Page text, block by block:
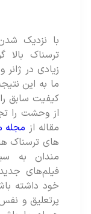
با نزدیک
ترسناک
زیادی در
ما به این
کیفیت سابق
از وحشت را
مقاله از مجله
های ترسناک
مندان به
فیلم‌های
خود داشته
پرتعلیق و